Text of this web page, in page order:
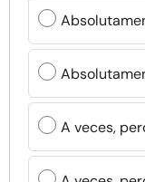
A veces,